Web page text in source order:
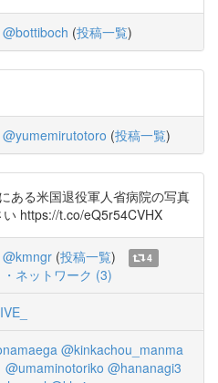
@bottiboch (投稿一覧)
@yumemirutotoro (投稿一覧)
ある米国退役軍人省病院の写真
https://t.co/eQ5r54CVHX
@kmngr (投稿一覧)
4
・ネットワーク (3)
@kinkachou_manma
@umaminotoriko @hananagi3